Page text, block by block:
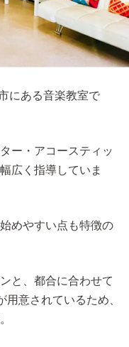
にある音楽教室で
ー・アコースティッ
広く指導していま
めやすい点も特徴の
と、都合に合わせて
意されているため、